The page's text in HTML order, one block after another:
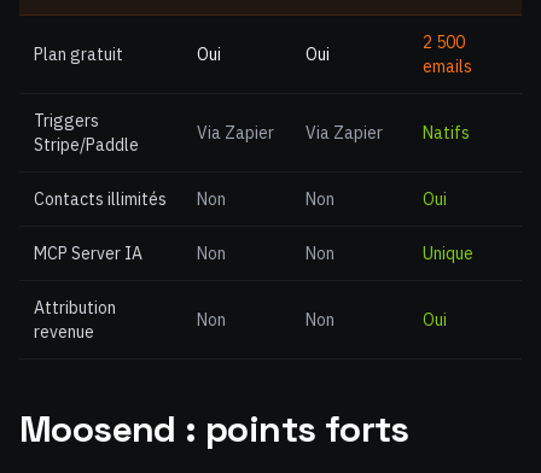
Plan gratuit Oui Oui
2 500
emails
Triggers
Stripe/Paddle
Via Zapier Via Zapier Natifs
Contacts illimités Non Non Oui
MCP Server IA Non Non Unique
Attribution
revenue
Non Non Oui
Moosend : points forts